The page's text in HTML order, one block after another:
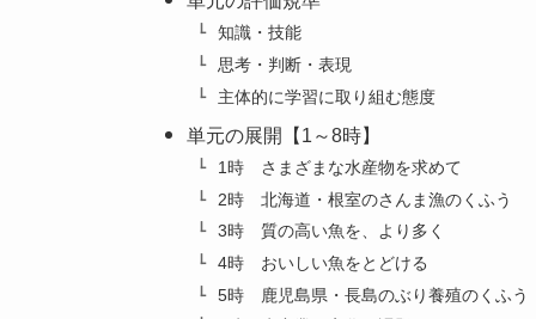
知識・技能
思考・判断・表現
主体的に学習に取り組む態度
単元の展開【1～8時】
1時 さまざまな水産物を求めて
2時 北海道・根室のさんま漁のくふう
3時 質の高い魚を、より多く
4時 おいしい魚をとどける
5時 鹿児島県・長島のぶり養殖のくふう